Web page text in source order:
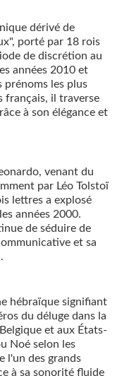
dérivé de
porté par 18 rois
de discrétion au
années 2010 et
prénoms les plus
français, il traverse
à son élégance et
venant du
par Léo Tolstoï
lettres a explosé
années 2000.
de séduire de
et sa
hébraïque signifiant
du déluge dans la
et aux États-
Noé selon les
l'un des grands
à sa sonorité fluide